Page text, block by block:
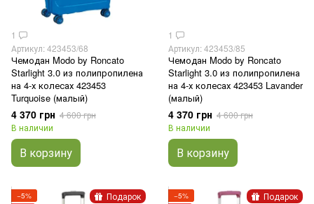
1
Артикул: 423453/68
Чемодан Modo by Roncato
Starlight 3.0 из полипропилена
на 4-х колесах 423453
Turquoise (малый)
4 370 грн 4 600 грн
В наличии
В корзину
1
Артикул: 423453/85
Чемодан Modo by Roncato
Starlight 3.0 из полипропилена
на 4-х колесах 423453 Lavander
(малый)
4 370 грн 4 600 грн
В наличии
В корзину
Подарок
−5%
Подарок
−5%